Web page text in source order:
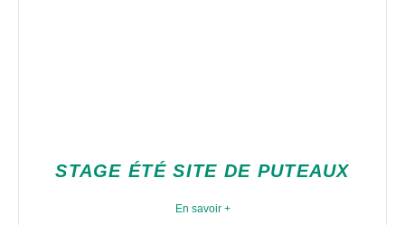
STAGE ÉTÉ SITE DE PUTEAUX
En savoir +